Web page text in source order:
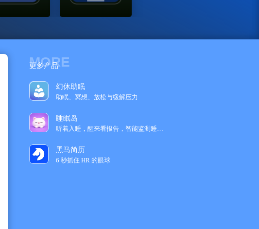
MORE
更多产品
幻休助眠
助眠、冥想、放松与缓解压力
睡眠岛
听着入睡，醒来看报告，智能监测睡眠趋势
黑马简历
6 秒抓住 HR 的眼球